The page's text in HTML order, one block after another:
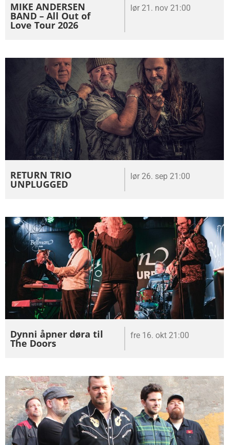
MIKE ANDERSEN
BAND – All Out of
Love Tour 2026
lør 21. nov 21:00
RETURN TRIO
UNPLUGGED
lør 26. sep 21:00
Dynni åpner døra til
The Doors
fre 16. okt 21:00